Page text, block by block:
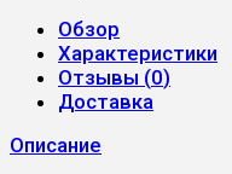
Обзор
Характеристики
Отзывы (0)
Доставка
Описание